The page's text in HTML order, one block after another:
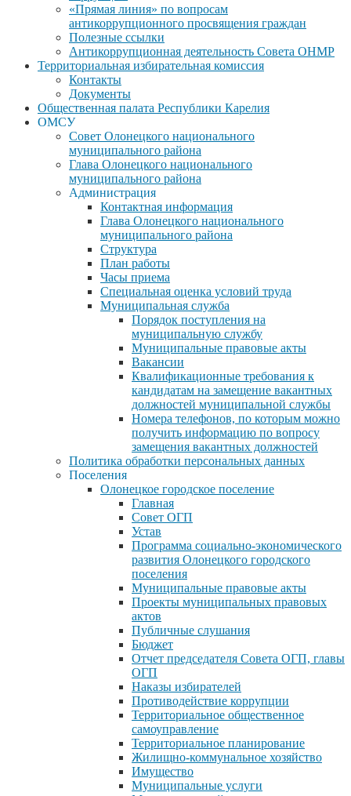
«Прямая линия» по вопросам
антикоррупционного просвящения граждан
Полезные ссылки
Антикоррупционная деятельность Совета ОНМР
Территориальная избирательная комиссия
Контакты
Документы
Общественная палата Республики Карелия
ОМСУ
Совет Олонецкого национального
муниципального района
Глава Олонецкого национального
муниципального района
Администрация
Контактная информация
Глава Олонецкого национального
муниципального района
Структура
План работы
Часы приема
Специальная оценка условий труда
Муниципальная служба
Порядок поступления на
муниципальную службу
Муниципальные правовые акты
Вакансии
Квалификационные требования к
кандидатам на замещение вакантных
должностей муниципальной службы
Номера телефонов, по которым можно
получить информацию по вопросу
замещения вакантных должностей
Политика обработки персональных данных
Поселения
Олонецкое городское поселение
Главная
Совет ОГП
Устав
Программа социально-экономического
развития Олонецкого городского
поселения
Муниципальные правовые акты
Проекты муниципальных правовых
актов
Публичные слушания
Бюджет
Отчет председателя Совета ОГП, главы
ОГП
Наказы избирателей
Противодействие коррупции
Территориальное общественное
самоуправление
Территориальное планирование
Жилищно-коммунальное хозяйство
Имущество
Муниципальные услуги